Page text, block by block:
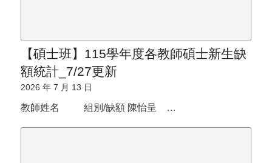
【碩士班】115學年度各教師碩士新生缺
額統計_7/27更新
2026 年 7 月 13 日
教師姓名 組別/缺額 陳怡呈 …